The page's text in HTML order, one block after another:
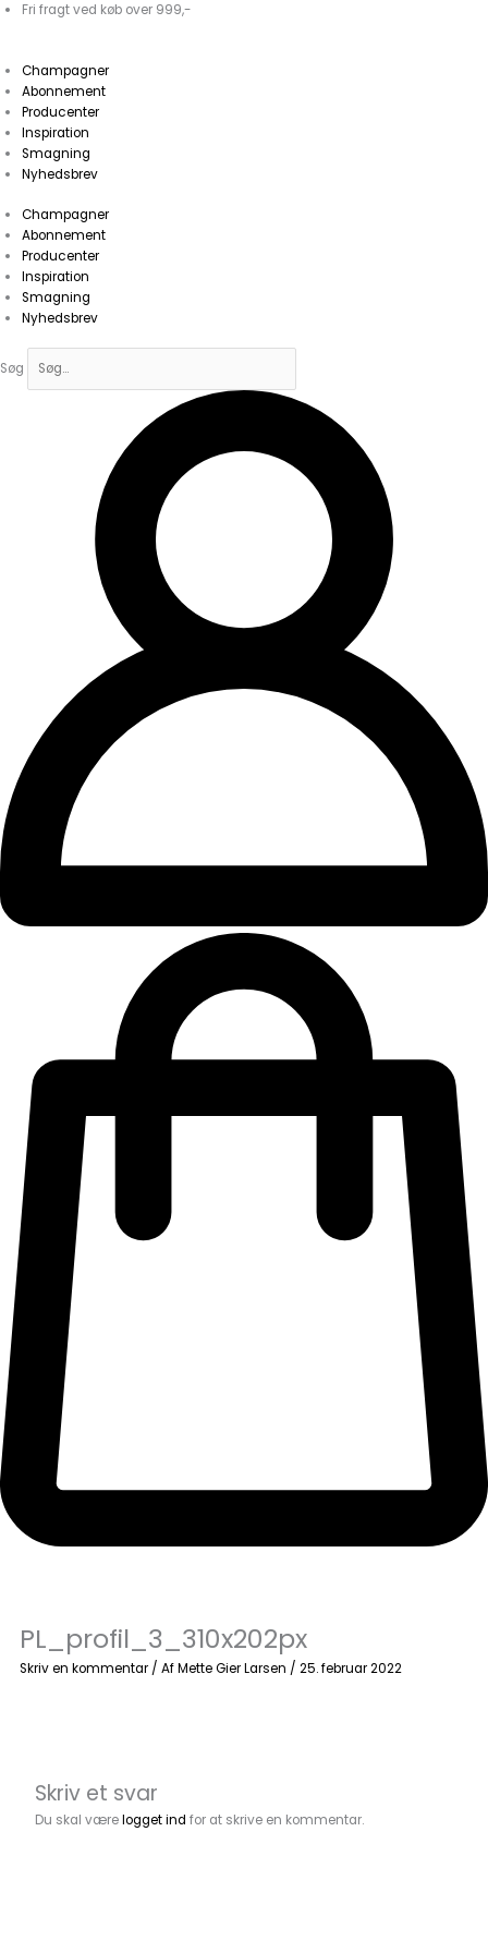
Gå
Fri fragt ved køb over 999,-
Champagner
Abonnement
Producenter
Inspiration
Smagning
Nyhedsbrev
Champagner
Abonnement
Producenter
Inspiration
Smagning
Nyhedsbrev
Søg
PL_profil_3_310x202px
Skriv en kommentar / AfMette Gier Larsen /25. februar 2022
Skriv et svar
Du skal værelogget ind for at skrive en kommentar.